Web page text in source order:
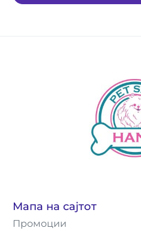
Мапа на сајтот
Промоции